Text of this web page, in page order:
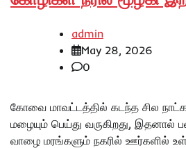
admin
May 28, 2026
0
கோவை மாவட்டத்தில் கடந்த சில
மழையும் பெய்து வருகிறது,
வாழை மரங்களும் நகரில் ஊர்களில்